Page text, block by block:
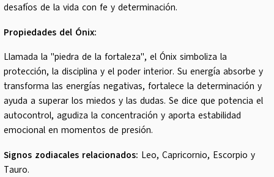
desafíos de la vida con fe y determinación.
Propiedades del Ónix:
Llamada la "piedra de la fortaleza", el Ónix simboliza la
protección, la disciplina y el poder interior. Su energía absorbe y
transforma las energías negativas, fortalece la determinación y
ayuda a superar los miedos y las dudas. Se dice que potencia el
autocontrol, agudiza la concentración y aporta estabilidad
emocional en momentos de presión.
Signos zodiacales relacionados: Leo, Capricornio, Escorpio y
Tauro.